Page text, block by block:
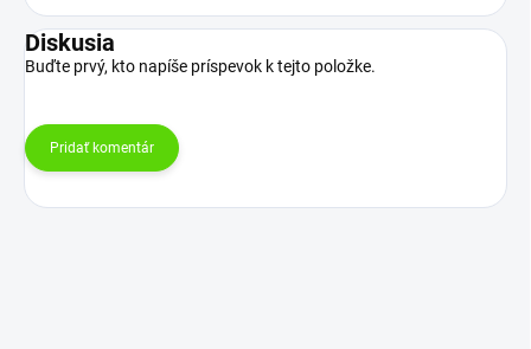
Diskusia
Buďte prvý, kto napíše príspevok k tejto položke.
Pridať komentár